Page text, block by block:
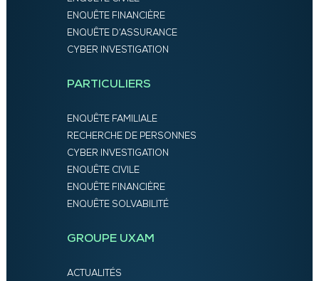
ENQUÊTE FINANCIÈRE
ENQUÊTE D’ASSURANCE
CYBER INVESTIGATION
PARTICULIERS
ENQUÊTE FAMILIALE
RECHERCHE DE PERSONNES
CYBER INVESTIGATION
ENQUÊTE CIVILE
ENQUÊTE FINANCIÈRE
ENQUÊTE SOLVABILITÉ
GROUPE UXAM
ACTUALITÉS